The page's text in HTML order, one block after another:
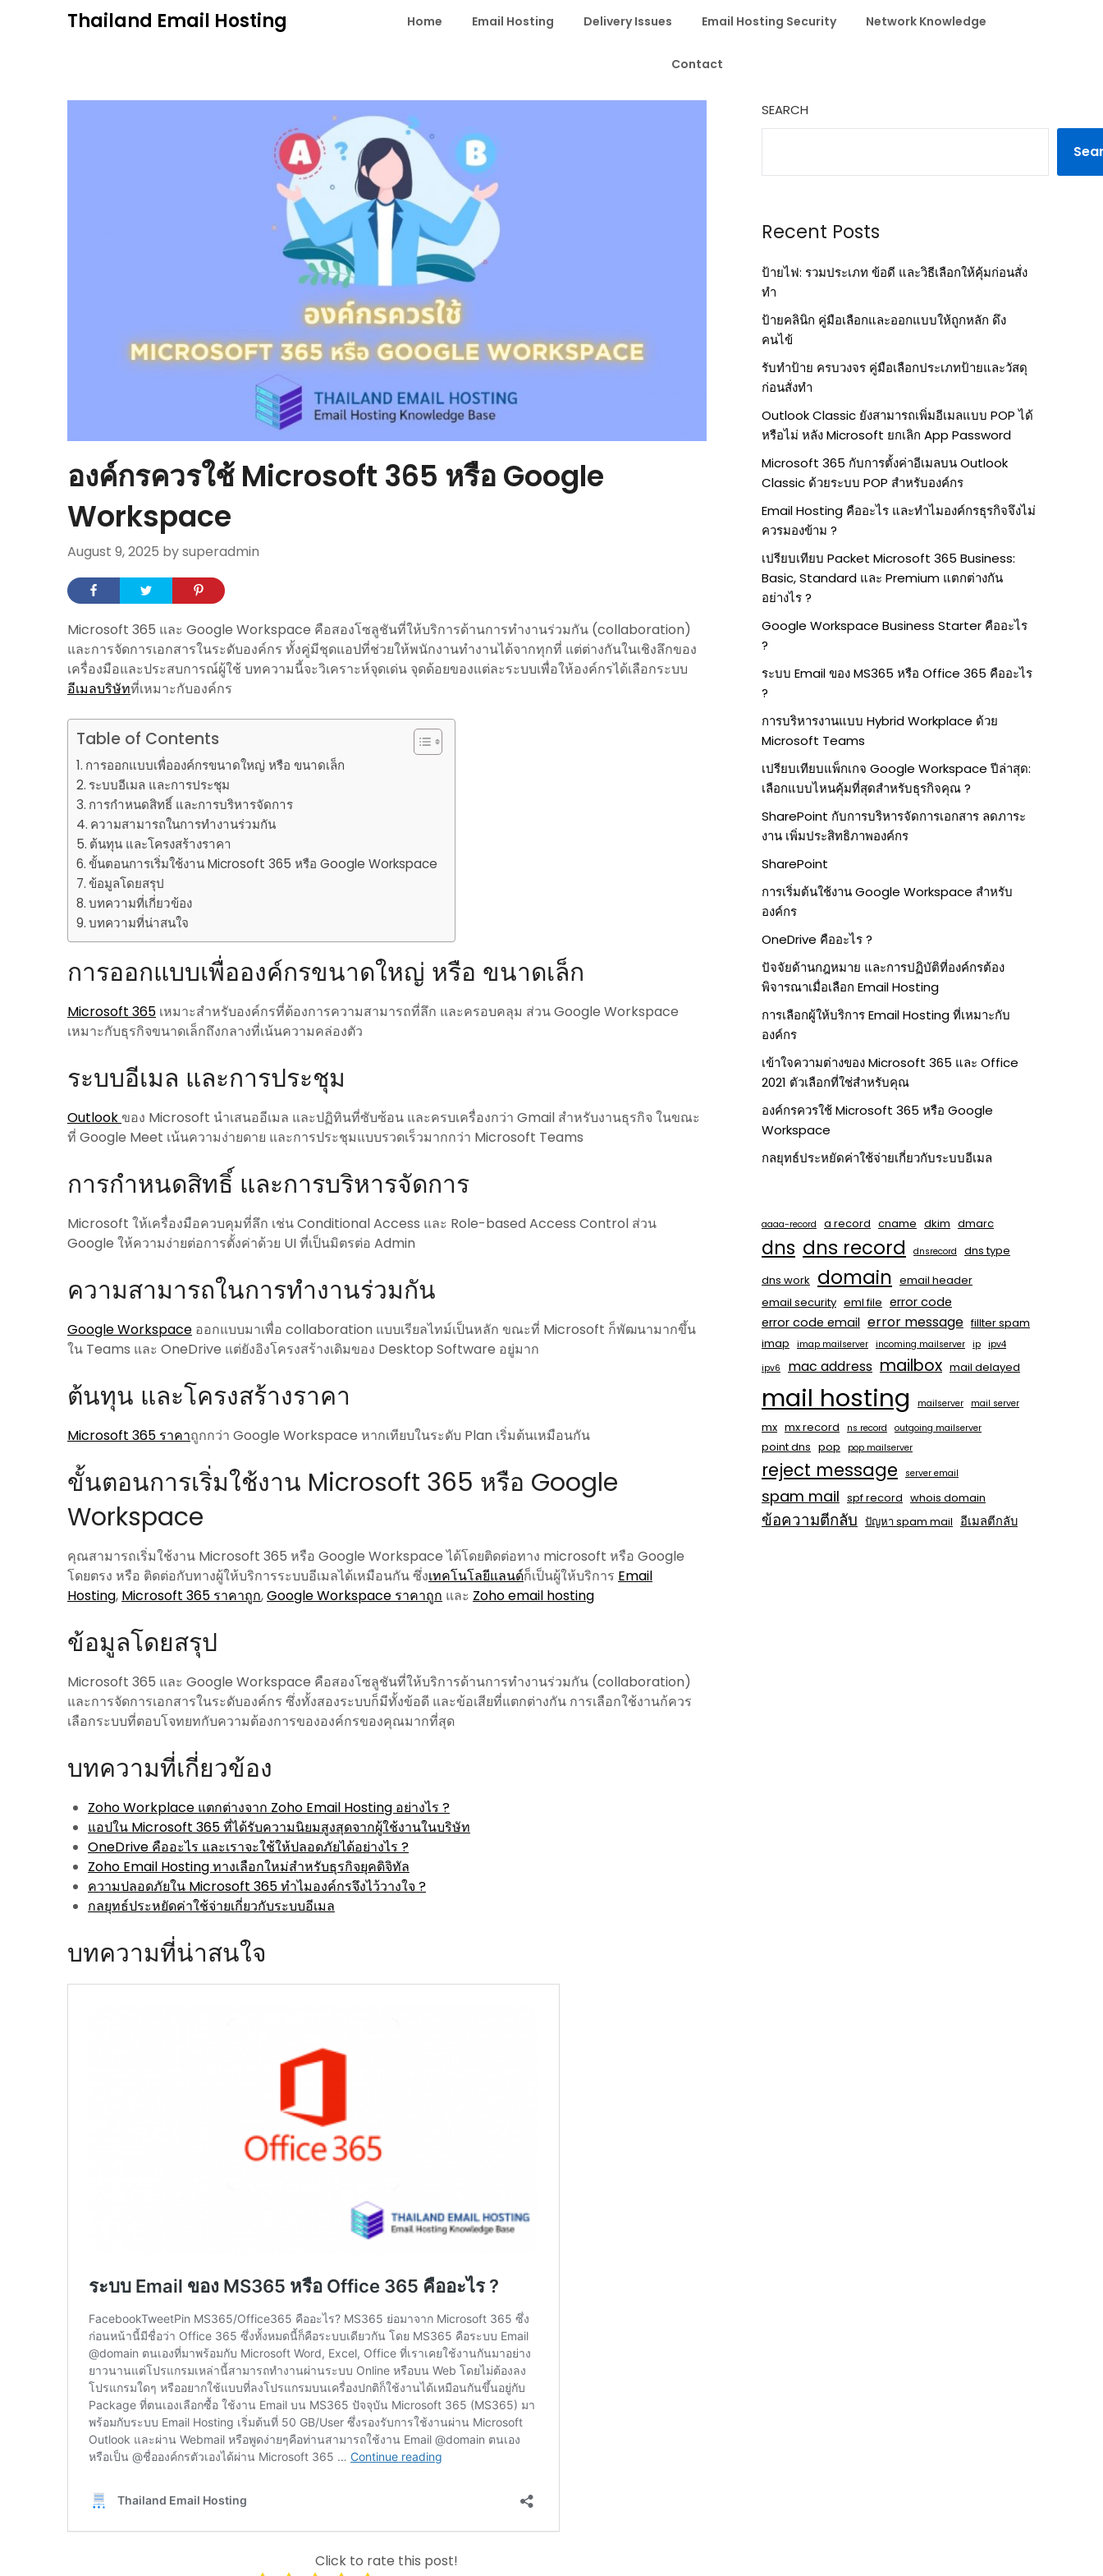
Thailand Email Hosting Home Email Hosting Delivery Issues Email Hosting Security Network Knowledge
Contact
องค์กรควรใช้ Microsoft 365 หรือ Google
Workspace
August 9, 2025 by superadmin
Microsoft 365 และ Google Workspace คือสองโซลูชันที่ให้บริการด้านการทำงานร่วมกัน (collaboration)
และการจัดการเอกสารในระดับองค์กร ทั้งคู่มีชุดแอปที่ช่วยให้พนักงานทำงานได้จากทุกที่ แต่ต่างกันในเชิงลึกของ
เครื่องมือและประสบการณ์ผู้ใช้ บทความนี้จะวิเคราะห์จุดเด่น จุดด้อยของแต่ละระบบเพื่อให้องค์กรได้เลือกระบบ
อีเมลบริษัทที่เหมาะกับองค์กร
Table of Contents
การออกแบบเพื่อองค์กรขนาดใหญ่ หรือ ขนาดเล็ก
ระบบอีเมล และการประชุม
การกำหนดสิทธิ์ และการบริหารจัดการ
ความสามารถในการทำงานร่วมกัน
ต้นทุน และโครงสร้างราคา
ขั้นตอนการเริ่มใช้งาน Microsoft 365 หรือ Google Workspace
ข้อมูลโดยสรุป
บทความที่เกี่ยวข้อง
บทความที่น่าสนใจ
การออกแบบเพื่อองค์กรขนาดใหญ่ หรือ ขนาดเล็ก
Microsoft 365 เหมาะสำหรับองค์กรที่ต้องการความสามารถที่ลึก และครอบคลุม ส่วน Google Workspace
เหมาะกับธุรกิจขนาดเล็กถึงกลางที่เน้นความคล่องตัว
ระบบอีเมล และการประชุม
Outlookของ Microsoft นำเสนออีเมล และปฏิทินที่ซับซ้อน และครบเครื่องกว่า Gmail สำหรับงานธุรกิจ ในขณะ
ที่ Google Meet เน้นความง่ายดาย และการประชุมแบบรวดเร็วมากกว่า Microsoft Teams
การกำหนดสิทธิ์ และการบริหารจัดการ
Microsoft ให้เครื่องมือควบคุมที่ลึก เช่น Conditional Access และ Role-based Access Control ส่วน
Google ให้ความง่ายต่อการตั้งค่าด้วย UI ที่เป็นมิตรต่อ Admin
ความสามารถในการทำงานร่วมกัน
Google Workspace ออกแบบมาเพื่อ collaboration แบบเรียลไทม์เป็นหลัก ขณะที่ Microsoft ก็พัฒนามากขึ้น
ใน Teams และ OneDrive แต่ยังอิงโครงสร้างเดิมของ Desktop Software อยู่มาก
ต้นทุน และโครงสร้างราคา
Microsoft 365 ราคาถูกกว่า Google Workspace หากเทียบในระดับ Plan เริ่มต้นเหมือนกัน
ขั้นตอนการเริ่มใช้งาน Microsoft 365 หรือ Google
Workspace
คุณสามารถเริ่มใช้งาน Microsoft 365 หรือ Google Workspace ได้โดยติดต่อทาง microsoft หรือ Google
โดยตรง หรือ ติดต่อกับทางผู้ให้บริการระบบอีเมลได้เหมือนกัน ซึ่งเทคโนโลยีแลนด์ก็เป็นผู้ให้บริการ Email
Hosting, Microsoft 365 ราคาถูก,Google Workspace ราคาถูก และ Zoho email hosting
ข้อมูลโดยสรุป
Microsoft 365 และ Google Workspace คือสองโซลูชันที่ให้บริการด้านการทำงานร่วมกัน (collaboration)
และการจัดการเอกสารในระดับองค์กร ซึ่งทั้งสองระบบก็มีทั้งข้อดี และข้อเสียที่แตกต่างกัน การเลือกใช้งานก้ควร
เลือกระบบที่ตอบโจทยทกับความต้องการขององค์กรของคุณมากที่สุด
บทความที่เกี่ยวข้อง
Zoho Workplace แตกต่างจาก Zoho Email Hosting อย่างไร ?
แอปใน Microsoft 365 ที่ได้รับความนิยมสูงสุดจากผู้ใช้งานในบริษัท
OneDrive คืออะไร และเราจะใช้ให้ปลอดภัยได้อย่างไร ?
Zoho Email Hosting ทางเลือกใหม่สำหรับธุรกิจยุคดิจิทัล
ความปลอดภัยใน Microsoft 365 ทำไมองค์กรจึงไว้วางใจ ?
กลยุทธ์ประหยัดค่าใช้จ่ายเกี่ยวกับระบบอีเมล
บทความที่น่าสนใจ
Click to rate this post!
SEARCH
Recent Posts
ป้ายไฟ: รวมประเภท ข้อดี และวิธีเลือกให้คุ้มก่อนสั่ง
ทำ
ป้ายคลินิก คู่มือเลือกและออกแบบให้ถูกหลัก ดึง
คนไข้
รับทำป้าย ครบวงจร คู่มือเลือกประเภทป้ายและวัสดุ
ก่อนสั่งทำ
Outlook Classic ยังสามารถเพิ่มอีเมลแบบ POP ได้
หรือไม่ หลัง Microsoft ยกเลิก App Password
Microsoft 365 กับการตั้งค่าอีเมลบน Outlook
Classic ด้วยระบบ POP สำหรับองค์กร
Email Hosting คืออะไร และทำไมองค์กรธุรกิจจึงไม่
ควรมองข้าม ?
เปรียบเทียบ Packet Microsoft 365 Business:
Basic, Standard และ Premium แตกต่างกัน
อย่างไร ?
Google Workspace Business Starter คืออะไร
?
ระบบ Email ของ MS365 หรือ Office 365 คืออะไร
?
การบริหารงานแบบ Hybrid Workplace ด้วย
Microsoft Teams
เปรียบเทียบแพ็กเกจ Google Workspace ปีล่าสุด:
เลือกแบบไหนคุ้มที่สุดสำหรับธุรกิจคุณ ?
SharePoint กับการบริหารจัดการเอกสาร ลดภาระ
งาน เพิ่มประสิทธิภาพองค์กร
SharePoint
การเริ่มต้นใช้งาน Google Workspace สำหรับ
องค์กร
OneDrive คืออะไร ?
ปัจจัยด้านกฎหมาย และการปฏิบัติที่องค์กรต้อง
พิจารณาเมื่อเลือก Email Hosting
การเลือกผู้ให้บริการ Email Hosting ที่เหมาะกับ
องค์กร
เข้าใจความต่างของ Microsoft 365 และ Office
2021 ตัวเลือกที่ใช่สำหรับคุณ
องค์กรควรใช้ Microsoft 365 หรือ Google
Workspace
กลยุทธ์ประหยัดค่าใช้จ่ายเกี่ยวกับระบบอีเมล
aaaa-record a record cname dkim dmarc
dns dns record dnsrecord
dns type
dns work domain email header
email security eml file error code
error code email error message fillter spam
imap
imap mailserver incoming mailserver ip
ipv4
ipv6
mac address mailbox mail delayed
mail hosting mailserver mail server
mx mx record ns record outgoing mailserver
point dns pop pop mailserver
reject message server email
spam mail spf record whois domain
ข้อความตีกลับ ปัญหา spam mail อีเมลตีกลับ